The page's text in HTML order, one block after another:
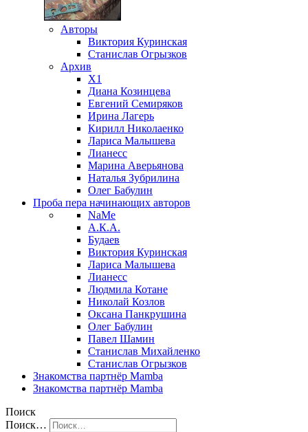
Авторы
Виктория Куринская
Станислав Огрызков
Архив
X1
Диана Козинцева
Евгений Семиряков
Ирина Лагерь
Кирилл Николаенко
Лариса Малышева
Лианесс
Марина Аверьянова
Наталья Зубрилина
Олег Бабулин
Проба пера начинающих авторов
NaMe
А.К.А.
Будаев
Виктория Куринская
Лариса Малышева
Лианесс
Людмила Котане
Николай Козлов
Оксана Панкрушина
Олег Бабулин
Павел Шамин
Станислав Михайленко
Станислав Огрызков
Знакомства партнёр Mamba
Знакомства партнёр Mamba
Поиск
Поиск…